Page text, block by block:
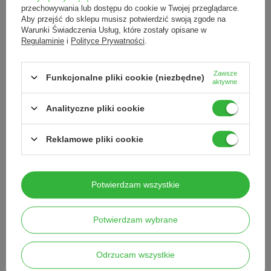
PODOPHARM PODOFLEX
Krem do stóp w piance z
mikrosrebrem i jaskółczym
zielem, 125 ml
55,00 zł
PODOPHARM SKINFLEX®
regenerujące serum do ciała,
PODOPHARM SKINFLEX®
Krem barierowy do twarzy z
90,00 zł
PODOPHARM PODOFLEX®
Krem do stóp z colostrum, 150
90,00 zł
przechowywania lub dostępu do cookie w Twojej przeglądarce.
Aby przejść do sklepu musisz potwierdzić swoją zgode na
Warunki Świadczenia Usług, które zostały opisane w
Regulaminie i Polityce Prywatności
Funkcjonalne pliki cookie (niezbędne)
Zawsze
aktywne
Analityczne pliki cookie
Reklamowe pliki cookie
Potwierdzam wybrane
Odrzucam wszystkie
Potwierdzam wszystkie